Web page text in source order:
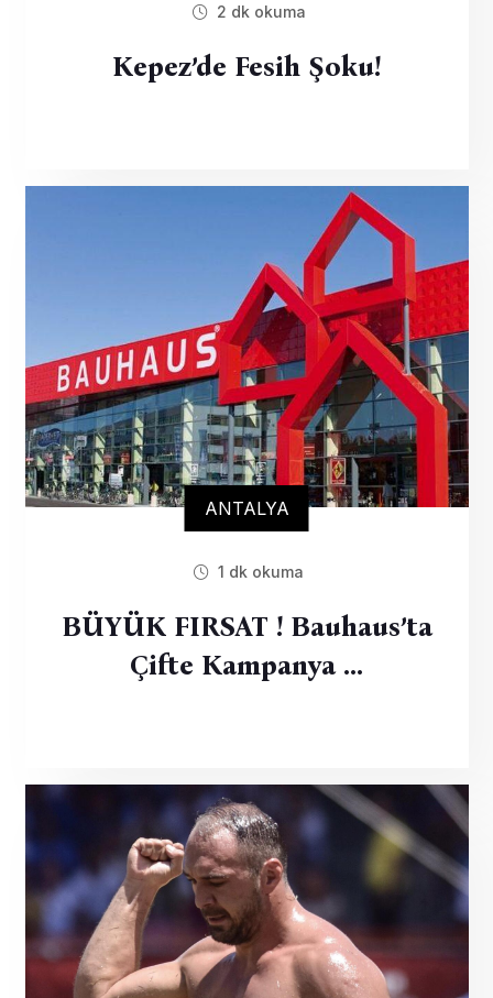
2 dk okuma
Kepez’de Fesih Şoku!
ANTALYA
1 dk okuma
BÜYÜK FIRSAT ! Bauhaus’ta
Çifte Kampanya …